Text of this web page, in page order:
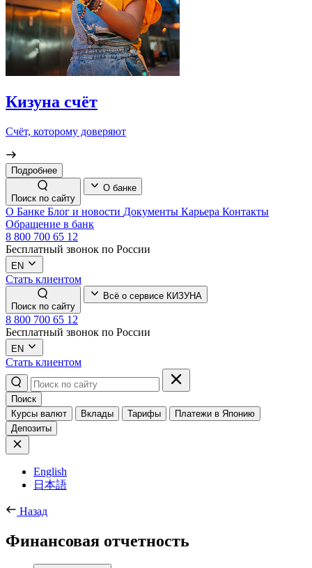
Кизуна счёт
Счёт, которому доверяют
Подробнее
Поиск по сайту
О банке
О Банке Блог и новости Документы Карьера Контакты
Обращение в банк
8 800 700 65 12
Бесплатный звонок по России
EN
Стать клиентом
Поиск по сайту
Всё о сервисе КИЗУНА
8 800 700 65 12
Бесплатный звонок по России
EN
Стать клиентом
Поиск
Курсы валют
Вклады Тарифы
Платежи в Японию
Депозиты
English
日本語
Назад
Финансовая отчетность